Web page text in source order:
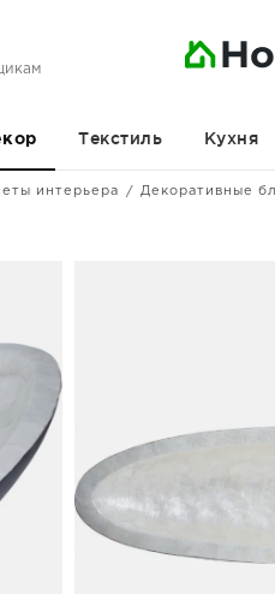
Текстиль Кухня
интерьера Декоративные